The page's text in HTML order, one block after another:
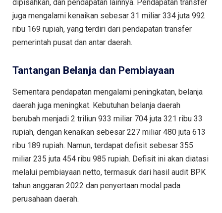
dipisahkan, dan pendapatan lainnya. Pendapatan transfer
juga mengalami kenaikan sebesar 31 miliar 334 juta 992
ribu 169 rupiah, yang terdiri dari pendapatan transfer
pemerintah pusat dan antar daerah.
Tantangan Belanja dan Pembiayaan
Sementara pendapatan mengalami peningkatan, belanja
daerah juga meningkat. Kebutuhan belanja daerah
berubah menjadi 2 triliun 933 miliar 704 juta 321 ribu 33
rupiah, dengan kenaikan sebesar 227 miliar 480 juta 613
ribu 189 rupiah. Namun, terdapat defisit sebesar 355
miliar 235 juta 454 ribu 985 rupiah. Defisit ini akan diatasi
melalui pembiayaan netto, termasuk dari hasil audit BPK
tahun anggaran 2022 dan penyertaan modal pada
perusahaan daerah.